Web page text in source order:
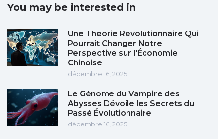
You may be interested in
Une Théorie Révolutionnaire Qui
Pourrait Changer Notre
Perspective sur l'Économie
Chinoise
décembre 16, 2025
Le Génome du Vampire des
Abysses Dévoile les Secrets du
Passé Évolutionnaire
décembre 16, 2025